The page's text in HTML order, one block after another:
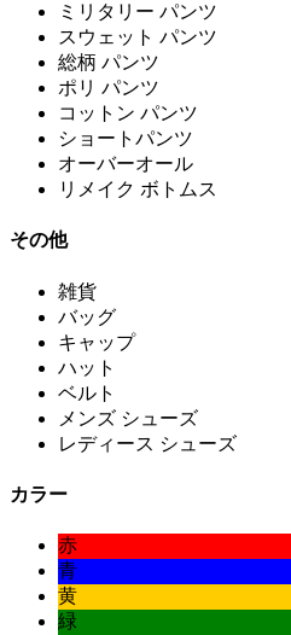
ミリタリー パンツ
スウェット パンツ
総柄 パンツ
ポリ パンツ
コットン パンツ
ショートパンツ
オーバーオール
リメイク ボトムス
その他
雑貨
バッグ
キャップ
ハット
ベルト
メンズ シューズ
レディース シューズ
カラー
赤
青
黄
緑